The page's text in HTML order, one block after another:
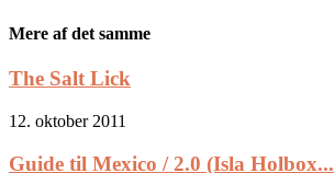
Mere af det samme
The Salt Lick
12. oktober 2011
Guide til Mexico / 2.0 (Isla Holbox...